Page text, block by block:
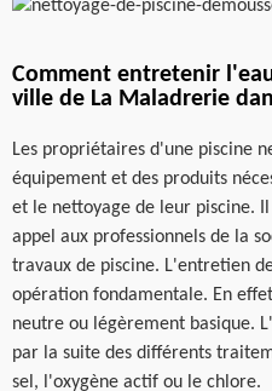
Comment entretenir
ville de La Maladrerie
Les propriétaires d'une piscine
équipement et des produits
et le nettoyage de leur piscine.
appel aux professionnels de la
travaux de piscine. L'entretien
opération fondamentale. En
neutre ou légèrement basique.
par la suite des différents
sel, l'oxygène actif ou le chlore.